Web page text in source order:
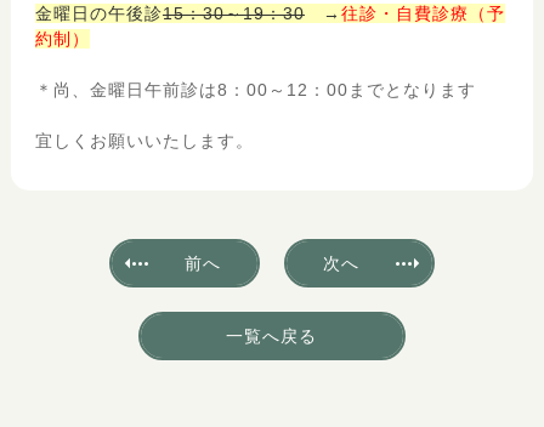
金曜日の午後診15：30～19：30→ 往診・自費診療（予
約制）
＊尚、金曜日午前診は8：00～12：00までとなります
宜しくお願いいたします。
前へ
一覧へ戻る
次へ